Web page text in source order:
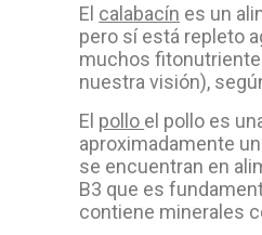
El calabacín es un
pero sí está repleto
muchos
nuestra visión),
El pollo el pollo es
aproximadamente
se encuentran en
B3 que es
contiene minerales